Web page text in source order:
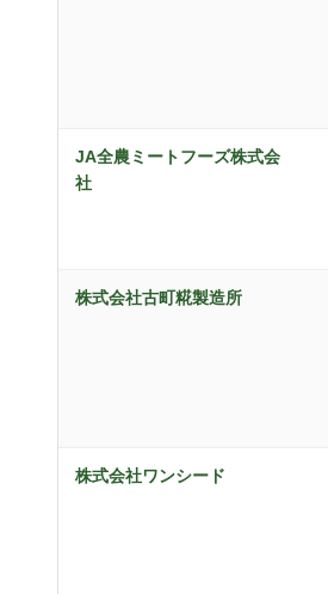
JA全農ミートフーズ株式会
社
株式会社古町糀製造所
株式会社ワンシード